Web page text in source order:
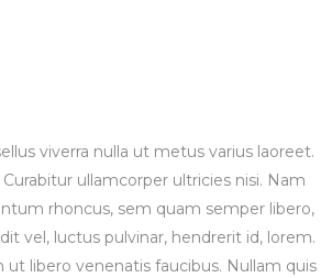
viverra nulla ut metus varius laoreet.
ullamcorper ultricies nisi. Nam
rhoncus, sem quam semper libero,
vel, luctus pulvinar, hendrerit id, lorem.
libero venenatis faucibus. Nullam quis